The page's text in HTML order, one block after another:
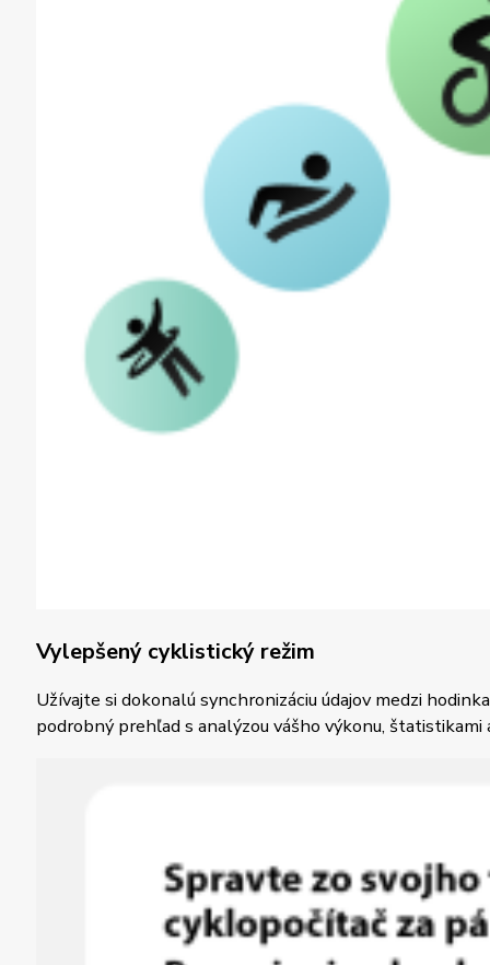
Vylepšený cyklistický režim
Užívajte si dokonalú synchronizáciu údajov medzi
podrobný prehľad s analýzou vášho výkonu, štatistikami